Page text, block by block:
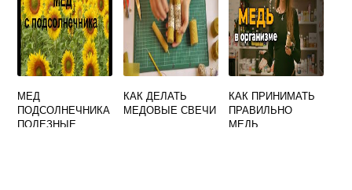
МЕД
ПОДСОЛНЕЧНИКА
ПОЛЕЗНЫЕ
КАК ДЕЛАТЬ
МЕДОВЫЕ СВЕЧИ
КАК ПРИНИМАТЬ
ПРАВИЛЬНО
МЕДЬ